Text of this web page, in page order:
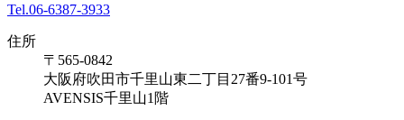
Tel.06-6387-3933
住所
〒565-0842
大阪府吹田市千里山東二丁目27番9-101号
AVENSIS千里山1階